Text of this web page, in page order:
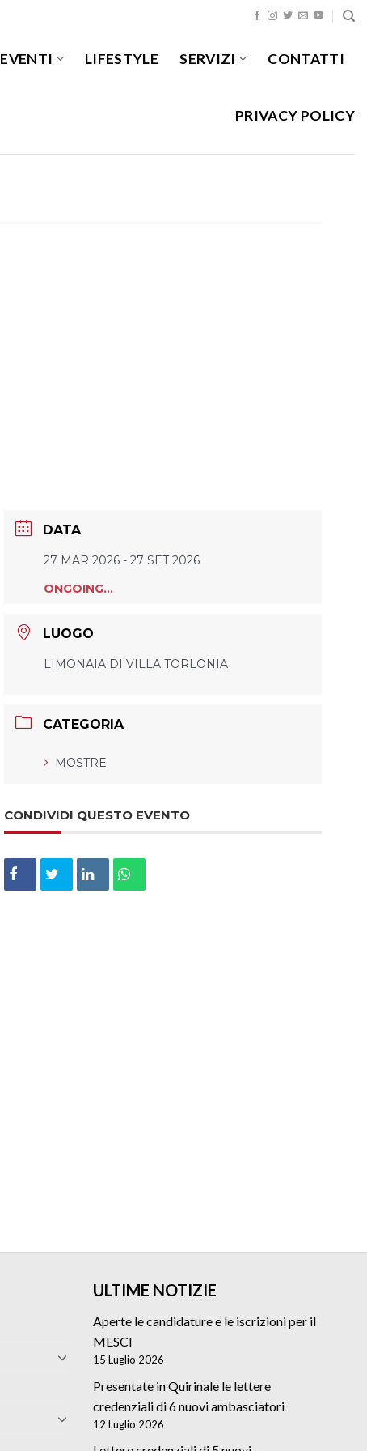
EVENTI LIFESTYLE SERVIZI CONTATTI
PRIVACY POLICY
DATA
27 MAR 2026- 27 SET 2026
ONGOING...
LUOGO
LIMONAIA DI VILLA TORLONIA
CATEGORIA
MOSTRE
CONDIVIDI QUESTO EVENTO
ULTIME NOTIZIE
Aperte le candidature e le iscrizioni per il
MESCI
15 Luglio 2026
Presentate in Quirinale le lettere
credenziali di 6 nuovi ambasciatori
12 Luglio 2026